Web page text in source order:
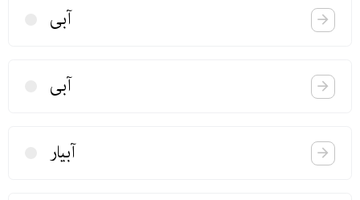
آبی
آبی
آبیار